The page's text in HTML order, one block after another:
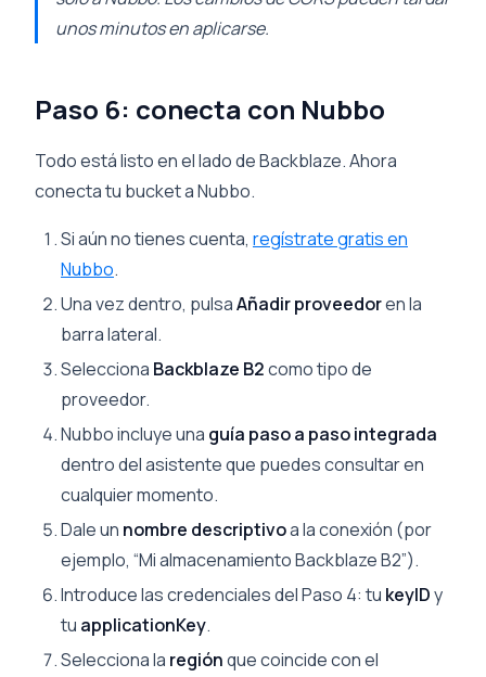
unos minutos en aplicarse.
Paso 6: conecta con Nubbo
Todo está listo en el lado de Backblaze. Ahora
conecta tu bucket a Nubbo.
Si aún no tienes cuenta, regístrate gratis en
Nubbo.
Una vez dentro, pulsaAñadir proveedoren la
barra lateral.
Selecciona Backblaze B2como tipo de
proveedor.
Nubbo incluye una guía paso a paso integrada
dentro del asistente que puedes consultar en
cualquier momento.
Dale un nombre descriptivoa la conexión (por
ejemplo, “Mi almacenamiento Backblaze B2”).
Introduce las credenciales del Paso 4: tu keyIDy
tu applicationKey.
Selecciona la regiónque coincide con el